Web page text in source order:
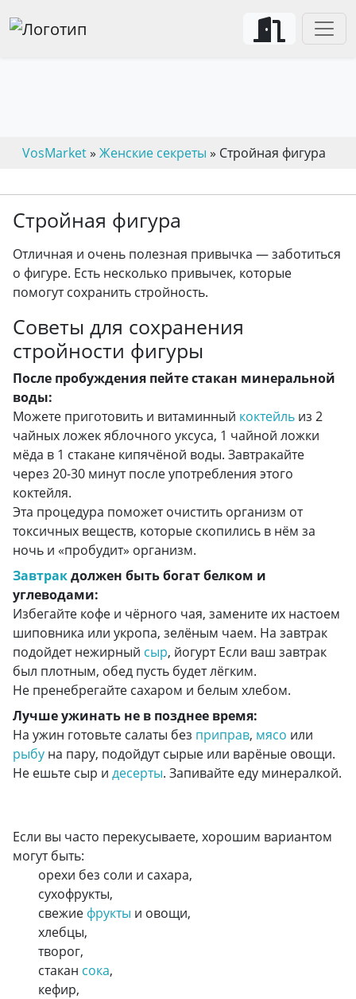
VosMarket» Женские секреты » Стройная фигура
Стройная фигура
Отличная и очень полезная привычка — заботиться
о фигуре. Есть несколько привычек, которые
помогут сохранить стройность.
Советы для сохранения
стройности фигуры
После пробуждения пейте стакан минеральной
воды:
Можете приготовить и витаминный коктейль из 2
чайных ложек яблочного уксуса, 1 чайной ложки
мёда в 1 стакане кипячёной воды. Завтракайте
через 20-30 минут после употребления этого
коктейля.
Эта процедура поможет очистить организм от
токсичных веществ, которые скопились в нём за
ночь и «пробудит» организм.
Завтракдолжен быть богат белком и
углеводами:
Избегайте кофе и чёрного чая, замените их настоем
шиповника или укропа, зелёным чаем. На завтрак
подойдет нежирный сыр, йогурт Если ваш завтрак
был плотным, обед пусть будет лёгким.
Не пренебрегайте сахаром и белым хлебом.
Лучше ужинать не в позднее время:
На ужин готовьте салаты без приправ, мясо или
рыбу на пару, подойдут сырые или варёные овощи.
Не ешьте сыр и десерты. Запивайте еду минералкой.
Если вы часто перекусываете, хорошим вариантом
могут быть:
орехи без соли и сахара,
сухофрукты,
свежие фрукты и овощи,
хлебцы,
творог,
стакан сока,
кефир,